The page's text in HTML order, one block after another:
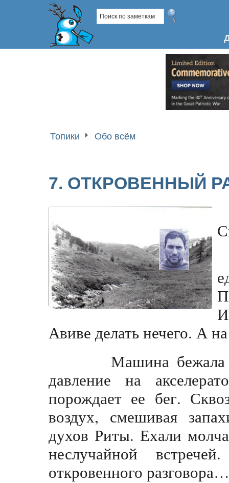
Топики Обо всём
7. ОТКРОВЕННЫЙ
Авиве делать нечего. А
Машина бежала
давление на
порождает ее бег.
воздух, смешивая
духов Риты. Ехали
неслучайной
откровенного разговора…